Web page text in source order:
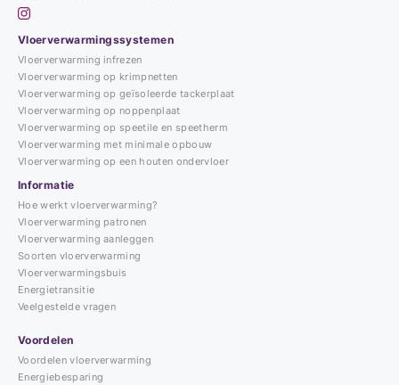
Vloerverwarmingssystemen
Vloerverwarming infrezen
Vloerverwarming op krimpnetten
Vloerverwarming op geïsoleerde tackerplaat
Vloerverwarming op noppenplaat
Vloerverwarming op speetile en speetherm
Vloerverwarming met minimale opbouw
Vloerverwarming op een houten ondervloer
Informatie
Hoe werkt vloerverwarming?
Vloerverwarming patronen
Vloerverwarming aanleggen
Soorten vloerverwarming
Vloerverwarmingsbuis
Energietransitie
Veelgestelde vragen
Voordelen
Voordelen vloerverwarming
Energiebesparing